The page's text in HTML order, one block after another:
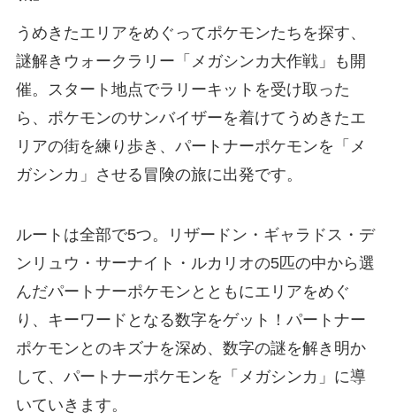
うめきたエリアをめぐってポケモンたちを探す、
謎解きウォークラリー「メガシンカ大作戦」も開
催。スタート地点でラリーキットを受け取った
ら、ポケモンのサンバイザーを着けてうめきたエ
リアの街を練り歩き、パートナーポケモンを「メ
ガシンカ」させる冒険の旅に出発です。
ルートは全部で5つ。リザードン・ギャラドス・デ
ンリュウ・サーナイト・ルカリオの5匹の中から選
んだパートナーポケモンとともにエリアをめぐ
り、キーワードとなる数字をゲット！パートナー
ポケモンとのキズナを深め、数字の謎を解き明か
して、パートナーポケモンを「メガシンカ」に導
いていきます。